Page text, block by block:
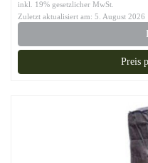
inkl. 19% gesetzlicher MwSt.
Zuletzt aktualisiert am: 5. August 2026
Preis